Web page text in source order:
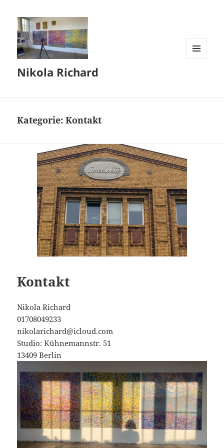
Nikola Richard
Kategorie:Kontakt
Kontakt
Nikola Richard
01708049233
nikolarichard@icloud.com
Studio: Kühnemannstr. 51
13409 Berlin